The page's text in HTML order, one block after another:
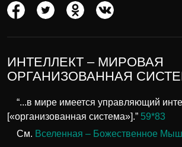
ИНТЕЛЛЕКТ – МИРОВАЯ
ОРГАНИЗОВАННАЯ
“...в мире имеется управляющий
[«организованная система»].” 59*83
См. Вселенная – Божественное